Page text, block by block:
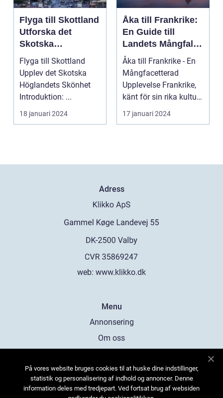
Flyga till Skottland
Utforska det
Skotska
Höglandets
Skönhet
Flyga till Skottland
Upplev det Skotska
Höglandets Skönhet
Introduktion: ...
18 januari 2024
Åka till Frankrike:
En Guide till
Landets Mångfald
och Attraktioner
Åka till Frankrike - En
Mångfacetterad
Upplevelse Frankrike,
känt för sin rika kultur,
historiska a...
17 januari 2024
Adress
web: www.klikko.dk
Menu
Annonsering
Om oss
Kontakta oss
Sitemap
På vores website bruges cookies til at huske dine indstillinger,
statistik og personalisering af indhold og annoncer. Denne
information deles med tredjepart. Ved fortsat brug af websiden